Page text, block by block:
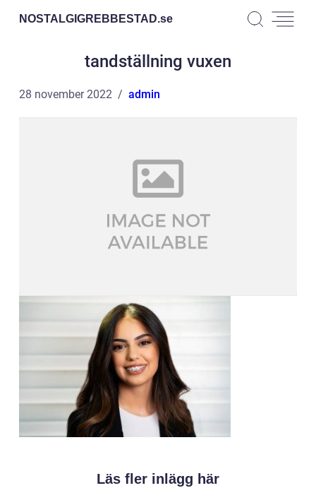
NOSTALGIGREBBESTAD.se
tandställning vuxen
28 november 2022 admin
Läs fler inlägg här